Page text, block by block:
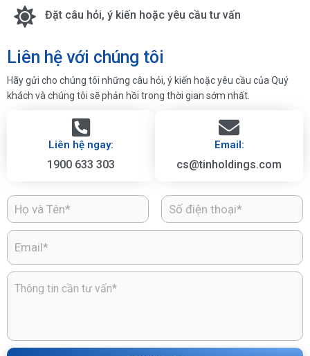
Đặt câu hỏi, ý kiến hoặc yêu cầu tư vấn
Liên hệ với chúng tôi
Hãy gửi cho chúng tôi những câu hỏi, ý kiến hoặc yêu cầu của Quý
khách và chúng tôi sẽ phản hồi trong thời gian sớm nhất.
Liên hệ ngay:
1900 633 303
Email:
cs@tinholdings.com